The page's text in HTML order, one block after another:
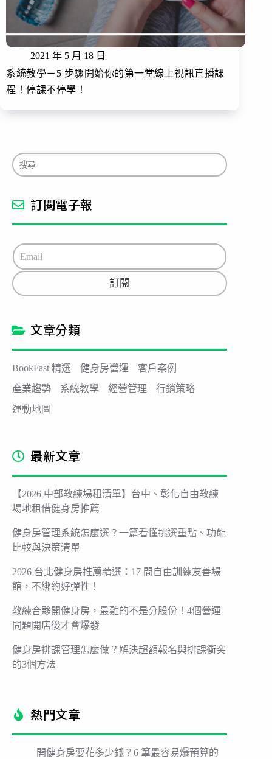
2021 年 5 月 18 日
系統教學－5 步驟開始你的第一堂線上視訊直播課
程！停課不停學！
訂閱電子報
E
m
a
i
訂閱
文章分類
BookFast 精選 健身房營運
客戶案例
產業趨勢
系統教學 經營管理
行銷策略
運動地圖
最新文章
【2026 中部教練場租清單】台中、彰化自由教練
場地租借健身房推薦
健身房管理系統怎麼選？一篇看懂挑選重點、功能
比較與決策清單
2026 台北健身房推薦精選：17 間自由訓練友善場
館，不綁約好彈性！
教練合夥開健身房，最難的不是分股份！4個營運
問題開店後才會爆發
健身房排課管理怎麼做？解決超額報名與排課衝突
的3個方法
熱門文章​
開健身房要花多少錢？6 筆最容易爆預算的